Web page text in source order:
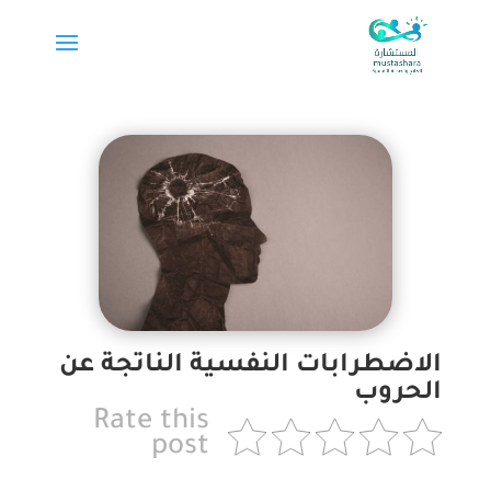
الاضطرابات النفسية الناتجة عن
الحروب
Rate this
post